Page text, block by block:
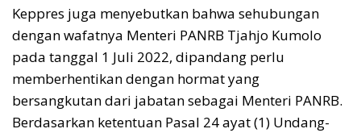
Keppres juga menyebutkan bahwa sehubungan
dengan wafatnya Menteri PANRB Tjahjo Kumolo
pada tanggal 1 Juli 2022, dipandang perlu
memberhentikan dengan hormat yang
bersangkutan dari jabatan sebagai Menteri PANRB.
Berdasarkan ketentuan Pasal 24 ayat (1) Undang-